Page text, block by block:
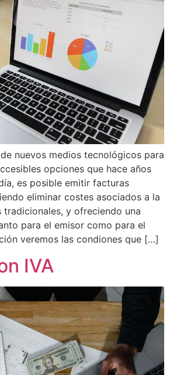
nuevos medios tecnológicos para
opciones que hace años
es posible emitir facturas
eliminar costes asociados a la
y ofreciendo una
para el emisor como para el
veremos las condiones que […]
IVA